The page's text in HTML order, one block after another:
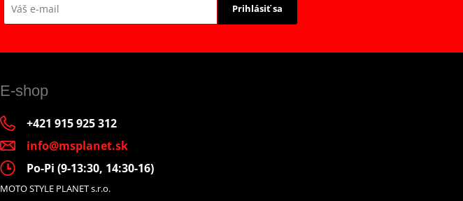
Prihlásiť sa
E-shop
+421 915 925 312
info@msplanet.sk
Po-Pi (9-13:30, 14:30-16)
MOTO STYLE PLANET s.r.o.